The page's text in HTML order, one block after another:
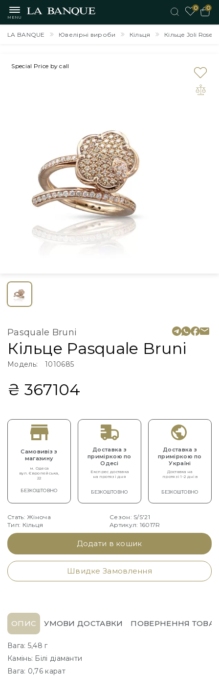
MENU
0
0
LA BANQUE Ювелірні вироби Кільця Кільце Joli Rosе
Special Price by call
Pasquale Bruni
Кільце Pasquale Bruni
Модель: 1010685
₴ 367104
Самовивіз з
магазину
м. Одеса
вул. Європейська,
22
БЕЗКОШТОВНО
Доставка з
приміркою по
Одесі
Експрес доставка
на протязі дня
БЕЗКОШТОВНО
Доставка з
приміркою по
Україні
Доставка на
протязі 1-2 днів
БЕЗКОШТОВНО
Стать: Жіноча
Тип: Кільця
Сезон: S/S'21
Артикул: 16017R
Додати в кошик
Швидке Замовлення
ОПИС УМОВИ ДОСТАВКИ ПОВЕРНЕННЯ
Вага: 5,48 г
Камінь: Білі діаманти
Вага: 0,76 карат